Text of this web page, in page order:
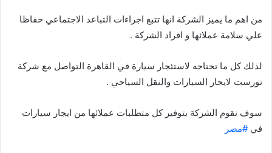
من اهم ما يميز الشركة انها تتبع اجراءات التباعد الاجتماعي حفاظا
علي سلامة عملائها و افراد الشركة .
لذلك كل ما تحتاجه لاستئجار سيارة في القاهرة التواصل مع شركة
تورست لايجار السيارات والنقل السياحي .
سوف تقوم الشركة بتوفير كل متطلبات عملائها من ايجار سيارات
في#مصر